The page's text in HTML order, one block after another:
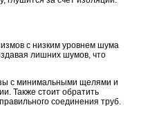
с низким уровнем шума
лишних шумов, что
с минимальными щелями и
Также стоит обратить
соединения труб.